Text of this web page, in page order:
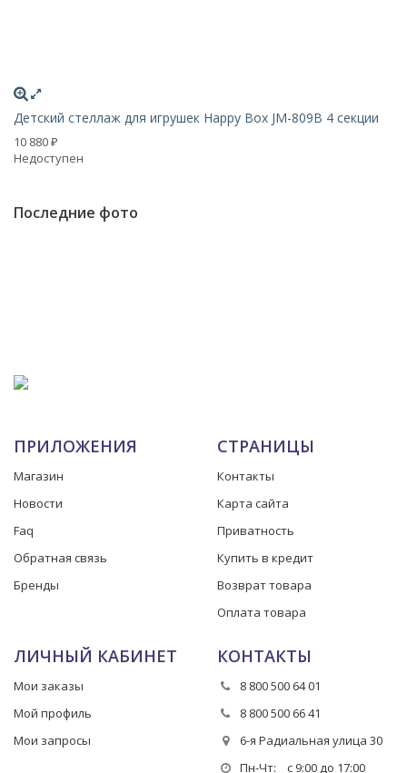
Детский стеллаж для игрушек Happy Box JM-809B 4 секции
10 880 ₽
Недоступен
Последние фото
ПРИЛОЖЕНИЯ
Магазин
Новости
Faq
Обратная связь
Бренды
СТРАНИЦЫ
Контакты
Карта сайта
Приватность
Купить в кредит
Возврат товара
Оплата товара
ЛИЧНЫЙ КАБИНЕТ
Мои заказы
Мой профиль
Мои запросы
КОНТАКТЫ
8 800 500 64 01
8 800 500 66 41
6-я Радиальная улица 30
Пн-Чт: с 9:00 до 17:00